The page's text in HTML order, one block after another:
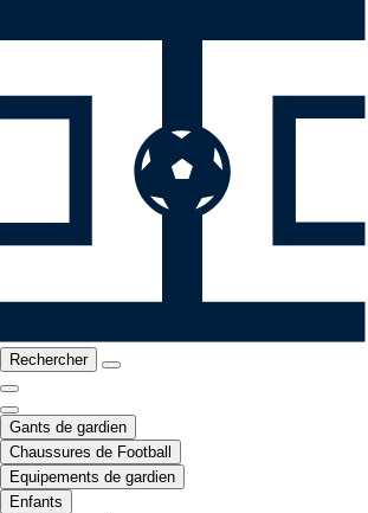
Rechercher
Gants de gardien
Chaussures de Football
Equipements de gardien
Enfants